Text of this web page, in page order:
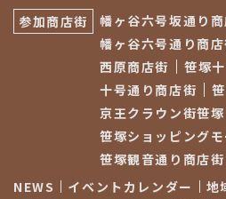
ゲ
ー参加商店街
幡ヶ谷六号坂通り
幡ヶ谷六号通り商店
西原商店街
笹塚
十号通り商店街
京王クラウン街笹塚
笹塚ショッピング
笹塚観音通り商店街
NEWS
イベントカレンダー
地